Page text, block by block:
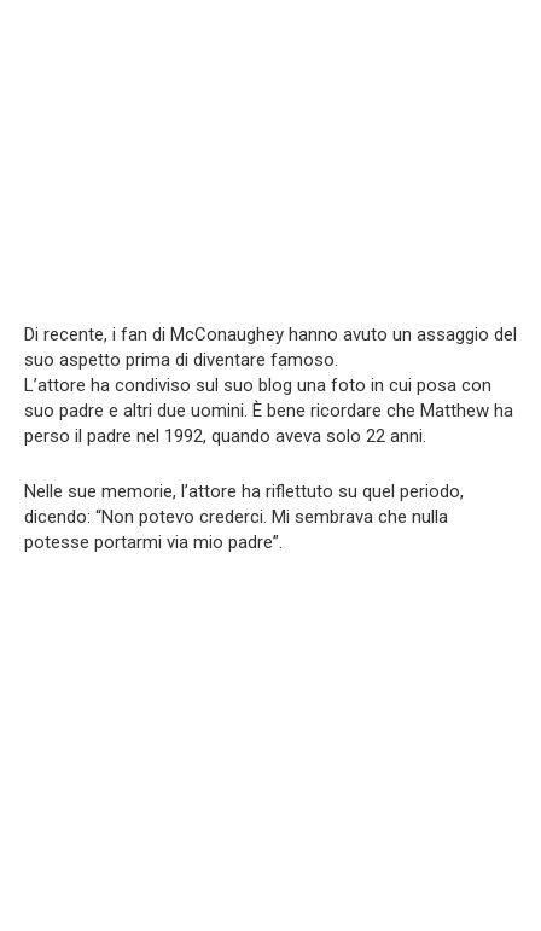
Di recente, i fan di McConaughey hanno avuto un assaggio del
suo aspetto prima di diventare famoso.
L’attore ha condiviso sul suo blog una foto in cui posa con
suo padre e altri due uomini. È bene ricordare che Matthew ha
perso il padre nel 1992, quando aveva solo 22 anni.
Nelle sue memorie, l’attore ha riflettuto su quel periodo,
dicendo: “Non potevo crederci. Mi sembrava che nulla
potesse portarmi via mio padre”.